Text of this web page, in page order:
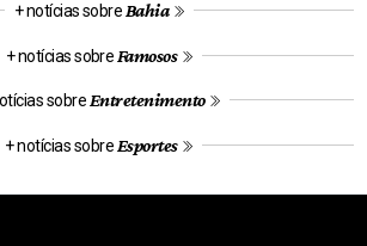
+ notícias sobre Bahia
+ notícias sobre Famosos
sobre Entretenimento
+ notícias sobre Esportes